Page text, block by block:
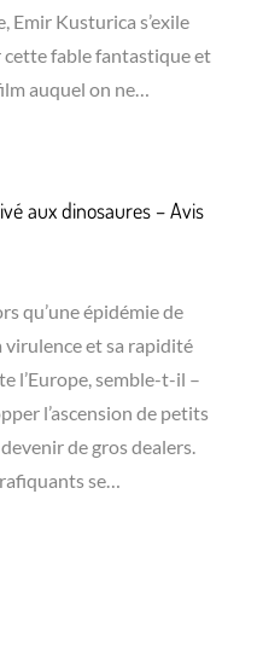
Emir Kusturica s’exile
fable fantastique et
auquel on ne…
aux dinosaures – Avis
qu’une épidémie de
virulence et sa rapidité
l’Europe, semble-t-il –
l’ascension de petits
de gros dealers.
se…